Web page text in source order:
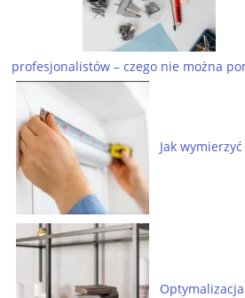
profesjonalistów – czego nie można
Jak